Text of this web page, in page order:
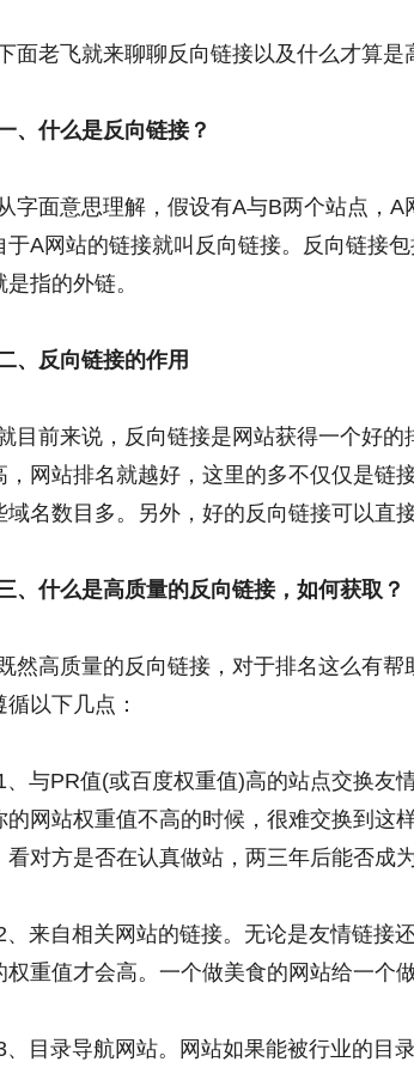
面老飞就来聊聊反向链接以及什么才算是
、什么是反向链接？
字面意思理解，假设有A与B两个站点，
于A网站的链接就叫反向链接。反向链接
是指的外链。
、反向链接的作用
目前来说，反向链接是网站获得一个好
，网站排名就越好，这里的多不仅仅是链
域名数目多。另外，好的反向链接可以直
、什么是高质量的反向链接，如何获取？
然高质量的反向链接，对于排名这么有
循以下几点：
、与PR值(或百度权重值)高的站点交换友
的网站权重值不高的时候，很难交换到这
看对方是否在认真做站，两三年后能否成
、来自相关网站的链接。无论是友情链接
权重值才会高。一个做美食的网站给一个
、目录导航网站。网站如果能被行业的目